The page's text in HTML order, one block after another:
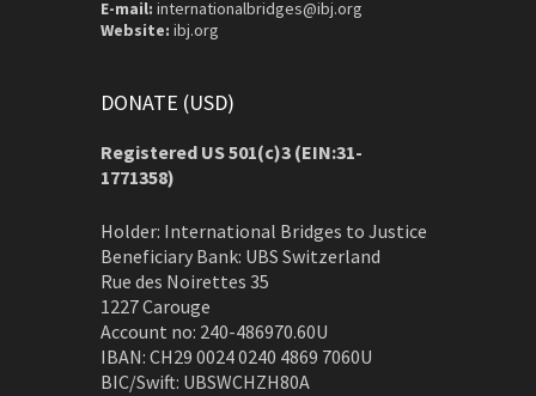
E-mail: internationalbridges@ibj.org
Website: ibj.org
DONATE (USD)
Registered US 501(c)3 (EIN:31-
1771358)
Holder: International Bridges to Justice
Beneficiary Bank: UBS Switzerland
Rue des Noirettes 35
1227 Carouge
Account no: 240-486970.60U
IBAN: CH29 0024 0240 4869 7060U
BIC/Swift: UBSWCHZH80A